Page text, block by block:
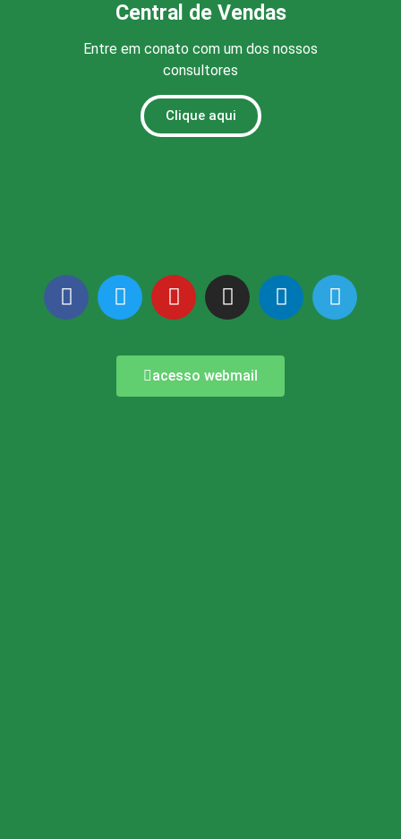
Central de Vendas
Entre em conato com um dos nossos
consultores
Clique aqui
acesso webmail